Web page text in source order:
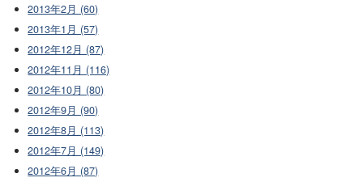
2013年2月 (60)
2013年1月 (57)
2012年12月 (87)
2012年11月 (116)
2012年10月 (80)
2012年9月 (90)
2012年8月 (113)
2012年7月 (149)
2012年6月 (87)